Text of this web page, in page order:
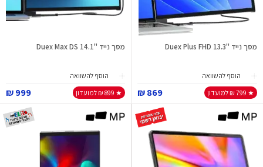
מסך נייד "13.3 Duex Plus FHD
הוסף להשוואה
★ 799 ₪ למועדון
869 ₪
מסך נייד "14.1 Duex Max DS
הוסף להשוואה
★ 899 ₪ למועדון
999 ₪